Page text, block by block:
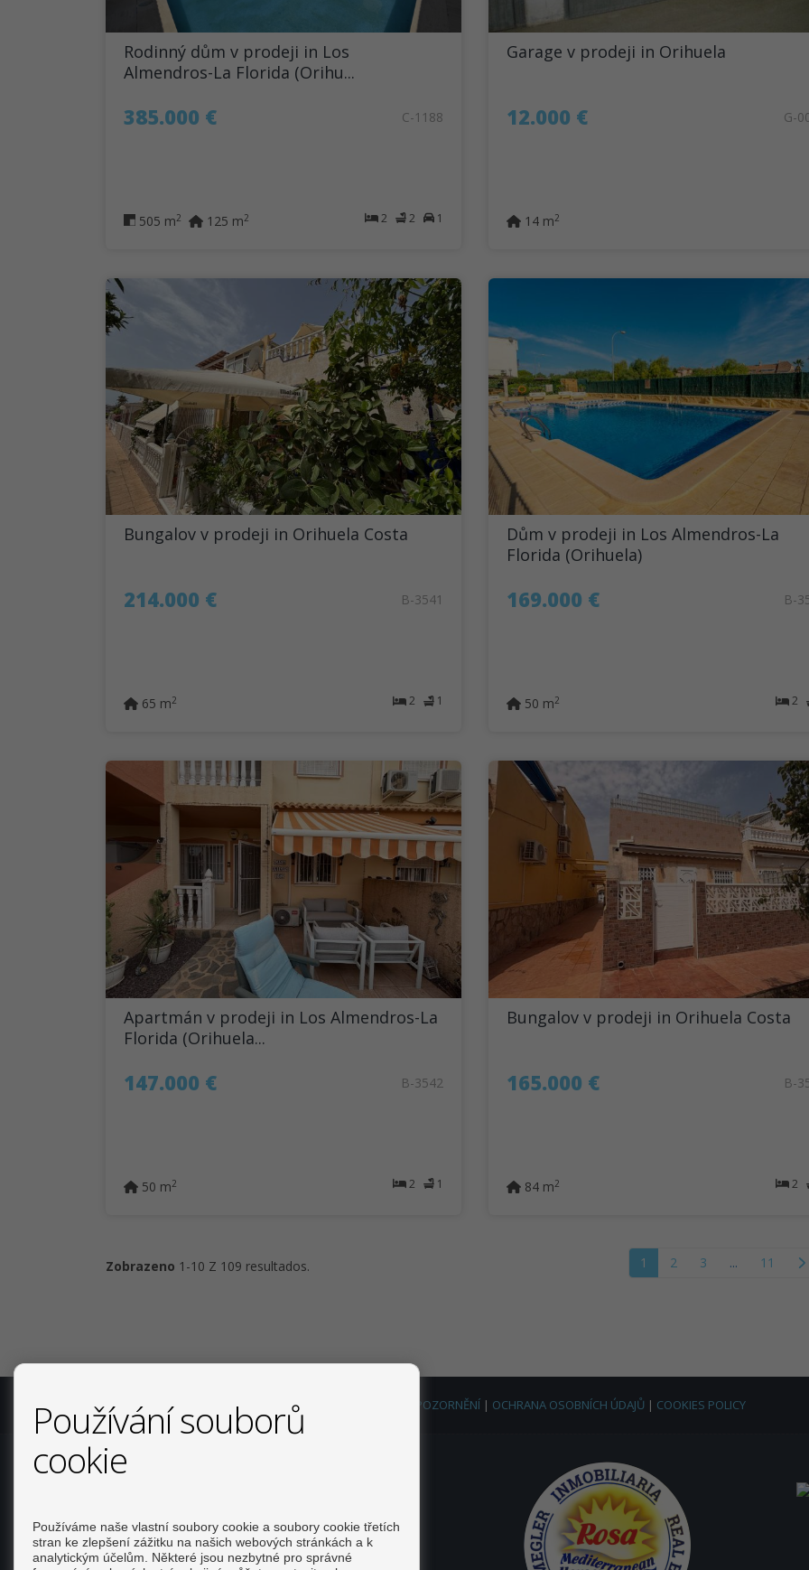
Rodinný dům v prodeji in Los
Almendros-La Florida (Orihu...
385.000 € C-1188
2 2 1
505 m2 125 m2
Garage v prodeji in Orihuela
12.000 € G-
14 m2
Bungalov v prodeji in Orihuela Costa
214.000 € B-3541
2 1
65 m2
Dům v prodeji in Los Almendros-La
Florida (Orihuela)
169.000 € B-
2
50 m2
Apartmán v prodeji in Los Almendros-La
Florida (Orihuela...
147.000 € B-3542
2 1
50 m2
Bungalov v prodeji in Orihuela Costa
165.000 € B-
2
84 m2
Zobrazeno 1-10 Z 109 resultados. 1 2 3 ... 11
COPYRIGHT © 2026. VŠECHNA PRÁVA VYHRAZENA. PRÁVNÍ UPOZORNĚNÍ | OCHRANA OSOBNÍCH ÚDAJŮ | COOKIES POLICY
Používání souborů
cookie
Používáme naše vlastní soubory cookie a soubory cookie třetích
stran ke zlepšení zážitku na našich webových stránkách a k
analytickým účelům. Některé jsou nezbytné pro správné